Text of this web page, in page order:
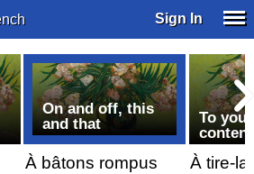
Sign In
On and off, this
and that
À bâtons rompus
To
À tire-